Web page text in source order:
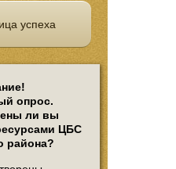
успеха
опрос.
ли вы
ЦБС
района?